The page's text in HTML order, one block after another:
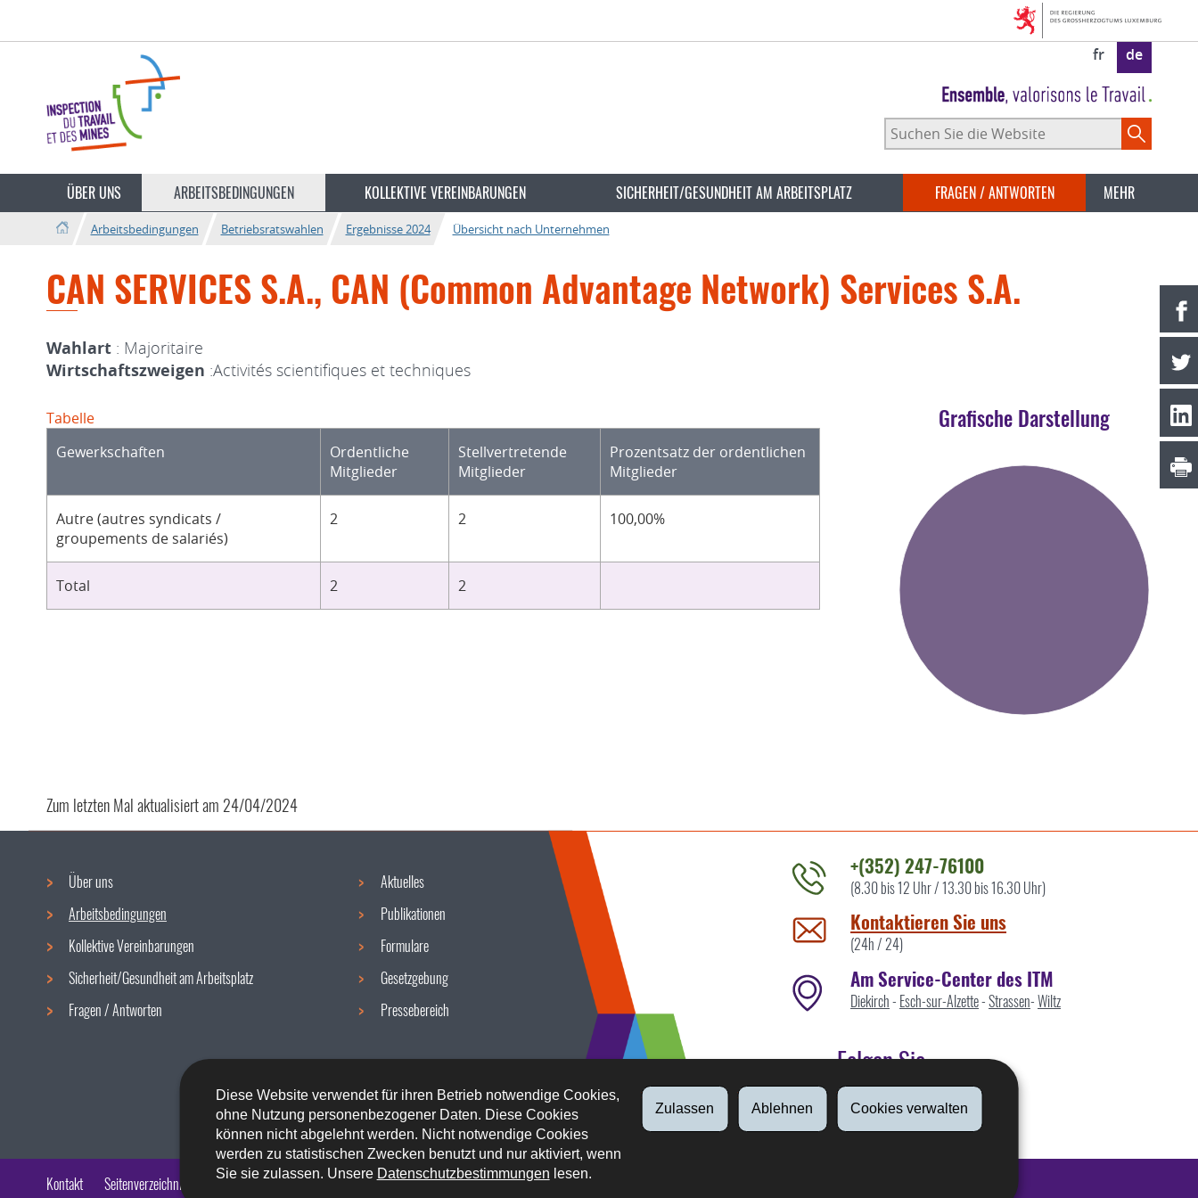
Diese Website verwendet für ihren Betrieb notwendige Cookies,
ohne Nutzung personenbezogener Daten. Diese Cookies
können nicht abgelehnt werden. Nicht notwendige Cookies
werden zu statistischen Zwecken benutzt und nur aktiviert, wenn
Sie sie zulassen. Unsere Datenschutzbestimmungen lesen.
Zulassen Ablehnen Cookies verwalten
wechseln
fr de
Suchen
Sie
Website
ÜBER UNS ARBEITSBEDINGUNGEN KOLLEKTIVE VEREINBARUNGEN SICHERHEIT/GESUNDHEIT AM ARBEITSPLATZ FRAGEN / ANTWORTEN MEHR
Arbeitsbedingungen Betriebsratswahlen Ergebnisse 2024 Übersicht nach Unternehmen
CAN SERVICES S.A., CAN (Common Advantage Network) Services S.A.
Wahlart : Majoritaire
Wirtschaftszweigen :Activités scientifiques et techniques
Tabelle
Gewerkschaften
Ordentliche
Mitglieder
Stellvertretende
Mitglieder
Prozentsatz der ordentlichen
Mitglieder
Autre (autres syndicats /
groupements de salariés)
2 2 100,00%
Total 2 2
Grafische Darstellung
Zum letzten Mal aktualisiert am 24/04/2024
Navigationsmenü
Über uns
Arbeitsbedingungen
Kollektive Vereinbarungen
Sicherheit/Gesundheit am Arbeitsplatz
Fragen / Antworten
Aktuelles
Publikationen
Formulare
Gesetzgebung
Pressebereich
Kontaktieren
Sie
uns
+(352) 247-76100
(8.30 bis 12 Uhr / 13.30 bis 16.30 Uhr)
Kontaktieren Sie uns
(24h / 24)
Am Service-Center des ITM
Diekirch- Esch-sur-Alzette-Strassen-Wiltz
Folgen Sie
Linkedin
Kontakt Seitenverzeichnis Impressum Barrierefreiheit Rechtliche Aspekte Datenschutz